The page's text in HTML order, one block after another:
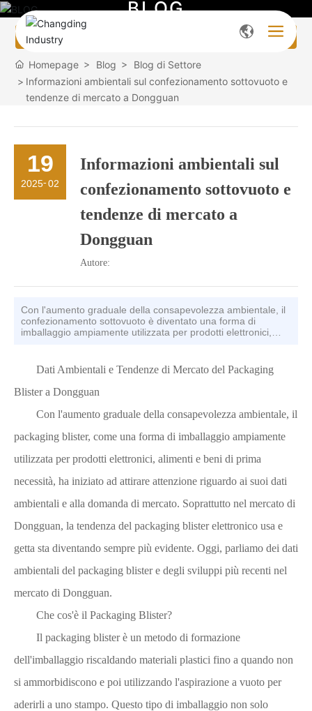
BLOG
Homepage Blog
Blog di Settore
Informazioni ambientali sul confezionamento sottovuoto e
tendenze di mercato a Dongguan
19
2025-02
Informazioni ambientali sul
confezionamento sottovuoto e
tendenze di mercato a
Dongguan
Autore:
Con l'aumento graduale della consapevolezza ambientale, il
confezionamento sottovuoto è diventato una forma di
imballaggio ampiamente utilizzata per prodotti elettronici,
Dati Ambientali e Tendenze di Mercato del Packaging
Blister a Dongguan
Con l'aumento graduale della consapevolezza ambientale, il
packaging blister, come una forma di imballaggio ampiamente
utilizzata per prodotti elettronici, alimenti e beni di prima
necessità, ha iniziato ad attirare attenzione riguardo ai suoi dati
ambientali e alla domanda di mercato. Soprattutto nel mercato di
Dongguan, la tendenza del packaging blister elettronico usa e
getta sta diventando sempre più evidente. Oggi, parliamo dei dati
ambientali del packaging blister e degli sviluppi più recenti nel
mercato di Dongguan.
Che cos'è il Packaging Blister?
Il packaging blister è un metodo di formazione
dell'imballaggio riscaldando materiali plastici fino a quando non
si ammorbidiscono e poi utilizzando l'aspirazione a vuoto per
aderirli a uno stampo. Questo tipo di imballaggio non solo